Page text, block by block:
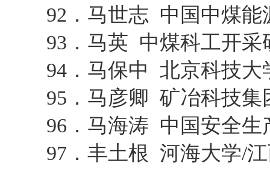
92．马世志 中国中煤
93．马英 中煤科工开
94．马保中 北京科技
95．马彦卿 矿冶科技
96．马海涛 中国安全
97．丰土根 河海大学/